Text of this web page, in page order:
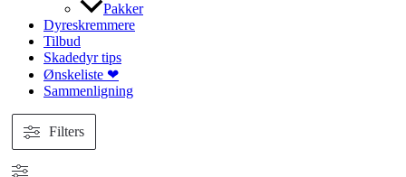
Pakker
Dyreskremmere
Tilbud
Skadedyr tips
Ønskeliste ❤
Sammenligning
Filters